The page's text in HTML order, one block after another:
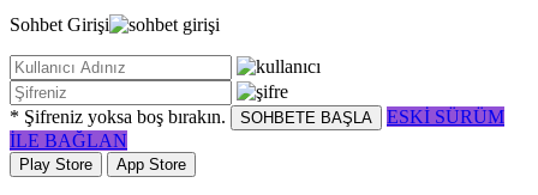
Sohbet Girişi
* Şifreniz yoksa boş bırakın. SOHBETE BAŞLA
ESKİ SÜRÜM
İLE BAĞLAN
Play Store App Store